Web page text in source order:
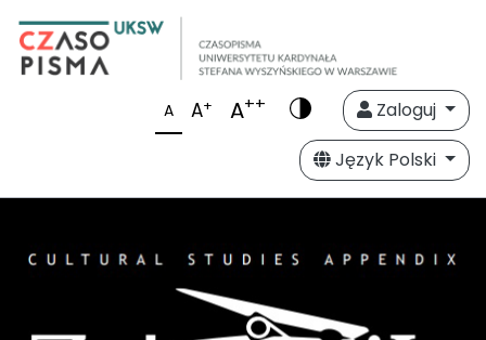
A A+ A++
Zaloguj
Język Polski